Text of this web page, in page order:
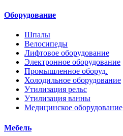
Оборудование
Шпалы
Велосипеды
Лифтовое оборудование
Электронное оборудование
Промышленное оборуд.
Холодильное оборудование
Утилизация рельс
Утилизация ванны
Медицинское оборудование
Мебель